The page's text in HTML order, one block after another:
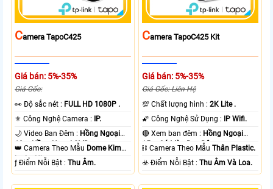
CAmera TapoC425
Giá bán: 5%-35%
Giá Gốc:
️👀 Độ sắc nét : FULL HD 1080P .
⚜️ Công Nghệ Camera :
IP.
🌙 Video Ban Đêm : Hồng Ngoại
10m Hồng Ngoại SMD.
👑 Camera Theo Mẫu Dome Kim
loại + Nhựa.
️ƒ Điểm Nỗi Bật :Thu Âm.
CAmera TapoC425 Kit
Giá bán: 5%-35%
Giá Gốc: Liên Hệ
💯 Chất lượng hình :2K Lite .
🌠 Công Nghệ Sử Dụng :
IP Wifi.
🔴 Xem ban đêm : Hồng Ngoại
15m Có Màu Ban Ðêm.
⛓ Camera Theo MẫuThân Plastic.
️☣️ Điểm Nỗi Bật :Thu Âm Và Loa.